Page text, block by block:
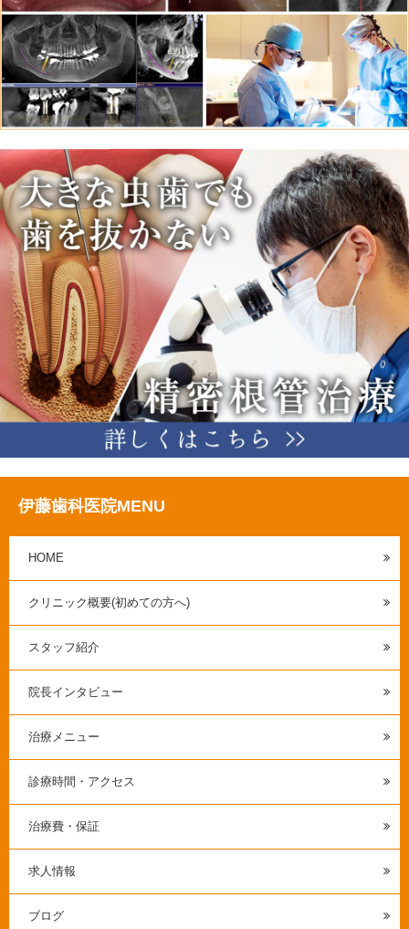
伊藤歯科医院MENU
HOME
クリニック概要(初めての方へ)
スタッフ紹介
院長インタビュー
治療メニュー
診療時間・アクセス
治療費・保証
求人情報
ブログ